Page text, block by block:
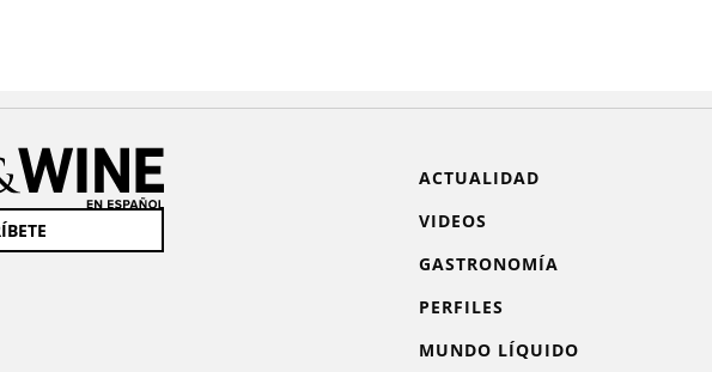
ACTUALIDAD
VIDEOS
GASTRONOMÍA
PERFILES
MUNDO LÍQUIDO